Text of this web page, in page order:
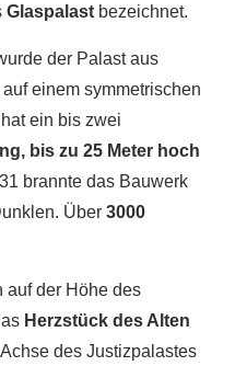
Glaspalast bezeichnet.
der Palast aus
einem symmetrischen
ein bis zwei
bis zu 25 Meter hoch
brannte das Bauwerk
Über 3000
auf der Höhe des
Herzstück des Alten
des Justizpalastes